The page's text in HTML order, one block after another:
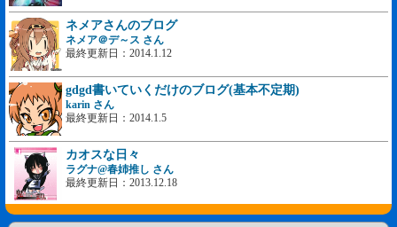
ネメアさんのブログ
ネメア＠デ～ス さん
最終更新日：2014.1.12
gdgd書いていくだけのブログ(基本不定期)
karin さん
最終更新日：2014.1.5
カオスな日々
ラグナ@春姉推し さん
最終更新日：2013.12.18